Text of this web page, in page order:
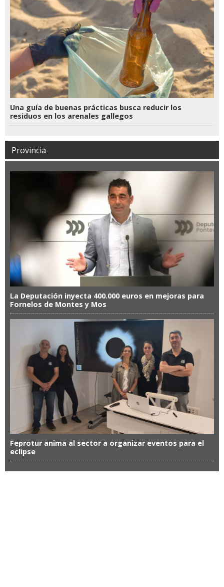
Una guía de buenas prácticas busca reducir los
residuos en los arenales gallegos
Provincia
La Deputación inyecta 400.000 euros en mejoras para
Fornelos de Montes y Mos
Feprotur anima al sector a organizar eventos para el
eclipse